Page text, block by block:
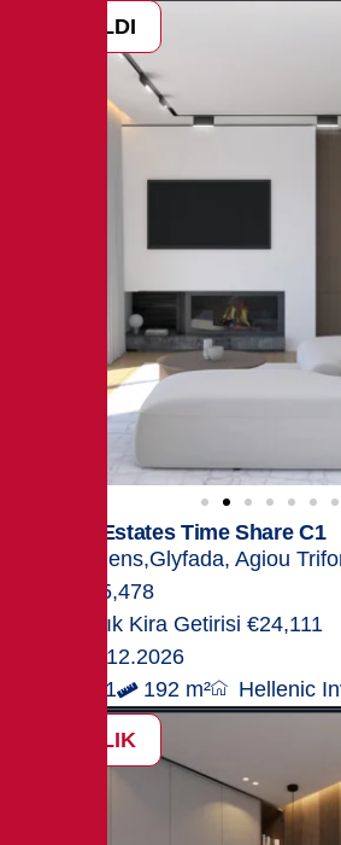
Elite Estates Time Share C1
Athens,Glyfada, Agiou
755,478
Yıllık Kira Getirisi €24,111
31.12.2026
SATILDI
3+1 192 m² Hellenic
SATILIK